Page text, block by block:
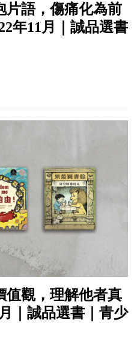
片語，傷痛化為前
年11月｜誠品選書
值觀，理解他者真
｜誠品選書｜青少